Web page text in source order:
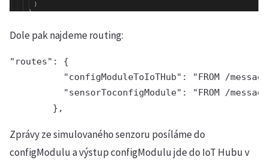
Dole pak najdeme routing:
"routes": {
"configModuleToIoTHub": "FROM /
"sensorToconfigModule": "FROM /
        },
Zprávy ze simulovaného senzoru posíláme do
configModulu a výstup configModulu jde do IoT Hubu v